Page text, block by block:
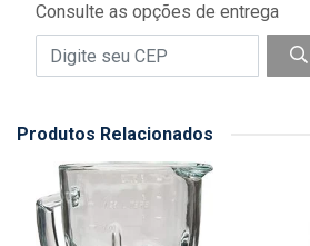
Consulte as opções de entrega
Produtos Relacionados